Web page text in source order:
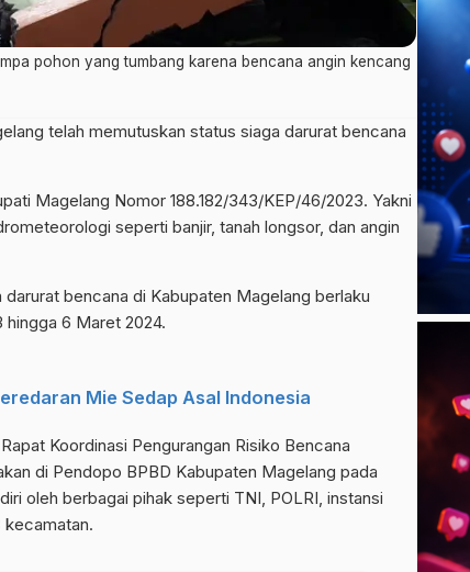
pohon yang tumbang karena bencana angin kencang
telah memutuskan status siaga darurat bencana
Magelang Nomor 188.182/343/KEP/46/2023. Yakni
seperti banjir, tanah longsor, dan angin
bencana di Kabupaten Magelang berlaku
hingga 6 Maret 2024.
Mie Sedap Asal Indonesia
Koordinasi Pengurangan Risiko Bencana
di Pendopo BPBD Kabupaten Magelang pada
oleh berbagai pihak seperti TNI, POLRI, instansi
kecamatan.